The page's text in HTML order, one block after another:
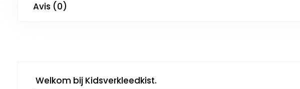
Avis (0)
Welkom bij Kidsverkleedkist.